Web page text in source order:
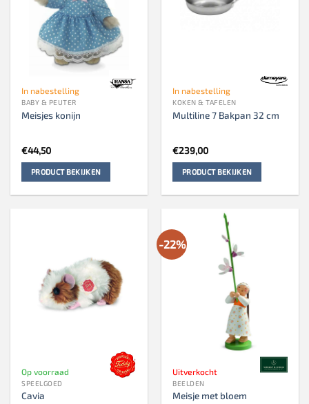
In nabestelling
BABY & PEUTER
Meisjes konijn
€44,50
PRODUCT BEKIJKEN
In nabestelling
KOKEN & TAFELEN
Multiline 7 Bakpan 32 cm
€239,00
PRODUCT BEKIJKEN
Op voorraad
SPEELGOED
Cavia
-22%
Uitverkocht
BEELDEN
Meisje met bloem